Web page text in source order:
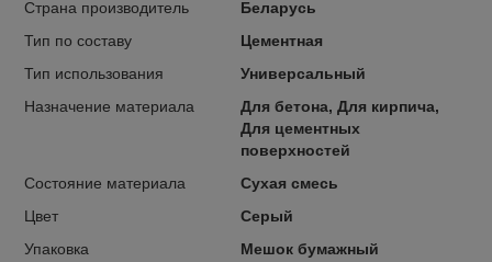
Страна производитель
Беларусь
Тип по составу
Цементная
Тип использования
Универсальный
Назначение материала
Для бетона, Для кирпича,
Для цементных
поверхностей
Состояние материала
Сухая смесь
Цвет
Серый
Упаковка
Мешок бумажный